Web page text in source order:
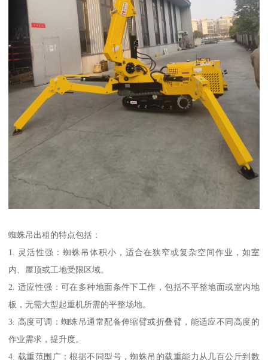
蜘蛛吊出租的特点包括：
1. 灵活性强：蜘蛛吊体积小，适合在狭窄或复杂空间作业，如室
内、屋顶或工地受限区域。
2. 适应性强：可在多种地面条件下工作，包括不平整地面或室内地
板，无需大型起重机所需的平整场地。
3. 高度可调：蜘蛛吊通常配备伸缩臂或折叠臂，能适应不同高度的
作业需求，提升度。
4. 载重范围广：根据不同型号，蜘蛛吊的载重能力从几百公斤到数